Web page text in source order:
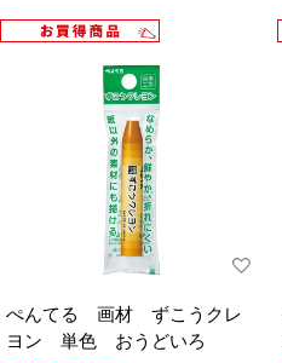
ぺんてる 画材 ずこうクレ
ヨン 単色 おうどいろ